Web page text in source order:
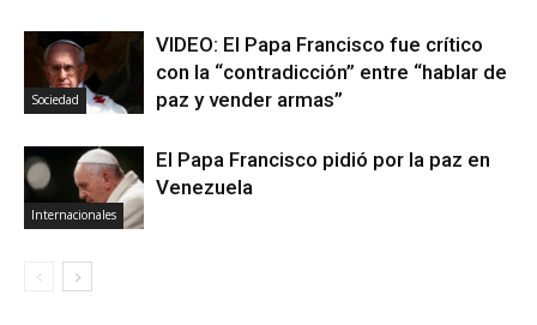
Sociedad
VIDEO: El Papa Francisco fue crítico
con la “contradicción” entre “hablar de
paz y vender armas”
Internacionales
El Papa Francisco pidió por la paz en
Venezuela